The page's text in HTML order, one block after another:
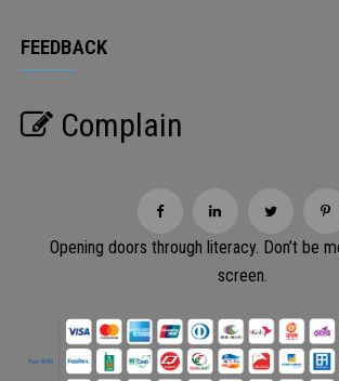
FEEDBACK
Complain
Opening doors through literacy. Don’t be
screen.